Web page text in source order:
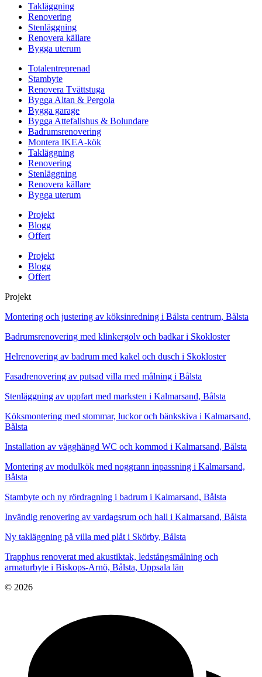
Takläggning
Renovering
Stenläggning
Renovera källare
Bygga uterum
Totalentreprenad
Stambyte
Renovera Tvättstuga
Bygga Altan & Pergola
Bygga garage
Bygga Attefallshus & Bolundare
Badrumsrenovering
Montera IKEA-kök
Takläggning
Renovering
Stenläggning
Renovera källare
Bygga uterum
Projekt
Blogg
Offert
Projekt
Blogg
Offert
Projekt
Montering och justering av köksinredning i Bålsta centrum, Bålsta
Badrumsrenovering med klinkergolv och badkar i Skokloster
Helrenovering av badrum med kakel och dusch i Skokloster
Fasadrenovering av putsad villa med målning i Bålsta
Stenläggning av uppfart med marksten i Kalmarsand, Bålsta
Köksmontering med stommar, luckor och bänkskiva i Kalmarsand,
Bålsta
Installation av vägghängd WC och kommod i Kalmarsand, Bålsta
Montering av modulkök med noggrann inpassning i Kalmarsand,
Bålsta
Stambyte och ny rördragning i badrum i Kalmarsand, Bålsta
Invändig renovering av vardagsrum och hall i Kalmarsand, Bålsta
Ny takläggning på villa med plåt i Skörby, Bålsta
Trapphus renoverat med akustiktak, ledstångsmålning och
armaturbyte i Biskops-Arnö, Bålsta, Uppsala län
© 2026